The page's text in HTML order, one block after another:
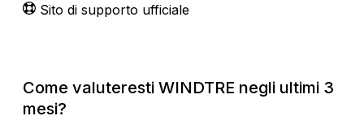
Sito di supporto ufficiale
Come valuteresti WINDTRE negli ultimi 3
mesi?